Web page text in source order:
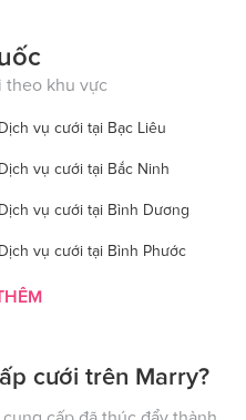
theo khu vực
Dịch vụ cưới tại Bạc Liêu
Dịch vụ cưới tại Bắc Ninh
Dịch vụ cưới tại Bình Dương
Dịch vụ cưới tại Bình Phước
vụ cưới tại Cà Mau
vụ cưới tại Đăk Nông
vụ cưới tại Đồng Nai
cưới trên Marry?